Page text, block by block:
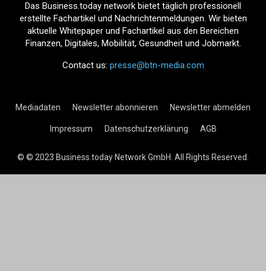
Das Business.today network bietet täglich professionell
erstellte Fachartikel und Nachrichtenmeldungen. Wir bieten
aktuelle Whitepaper und Fachartikel aus den Bereichen
Finanzen, Digitales, Mobilität, Gesundheit und Jobmarkt.
Contact us: presse@btn-media.com
Mediadaten Newsletter abonnieren Newsletter abmelden
Impressum Datenschutzerklärung AGB
© © 2023 Business.today Network GmbH. All Rights Reserved.